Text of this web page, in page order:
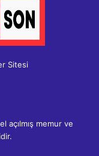
Sitesi
açılmış memur ve